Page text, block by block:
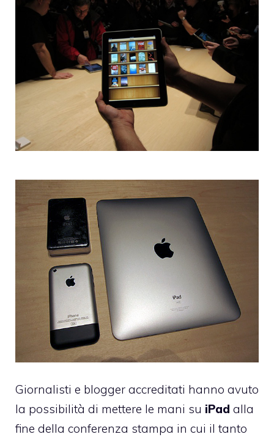
Giornalisti e blogger accreditati hanno avuto
la possibilità di mettere le mani su iPad alla
fine della conferenza stampa in cui il tanto